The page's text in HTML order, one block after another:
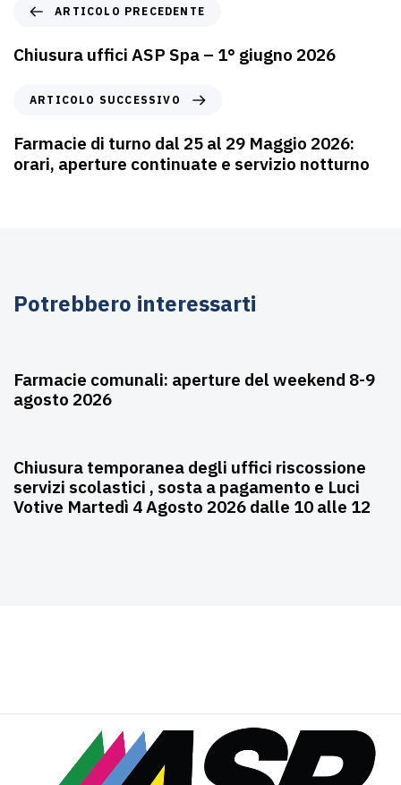
ARTICOLO PRECEDENTE
Chiusura uffici ASP Spa – 1° giugno 2026
ARTICOLO SUCCESSIVO
Farmacie di turno dal 25 al 29 Maggio 2026:
orari, aperture continuate e servizio notturno
Potrebbero interessarti
Farmacie comunali: aperture del weekend 8-9
agosto 2026
Chiusura temporanea degli uffici riscossione
servizi scolastici , sosta a pagamento e Luci
Votive Martedì 4 Agosto 2026 dalle 10 alle 12